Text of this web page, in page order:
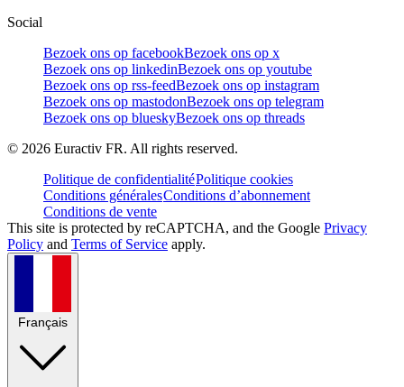
Social
Bezoek ons op facebookBezoek ons op x
Bezoek ons op linkedinBezoek ons op youtube
Bezoek ons op rss-feedBezoek ons op instagram
Bezoek ons op mastodonBezoek ons op telegram
Bezoek ons op blueskyBezoek ons op threads
© 2026 Euractiv FR. All rights reserved.
Politique de confidentialitéPolitique cookies
Conditions généralesConditions d’abonnement
Conditions de vente
This site is protected by reCAPTCHA, and the Google Privacy
Policy and Terms of Service apply.
Français